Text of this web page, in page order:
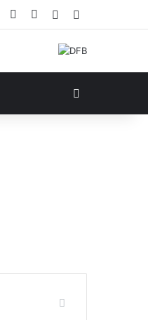
YouTube
RSS Ausazko